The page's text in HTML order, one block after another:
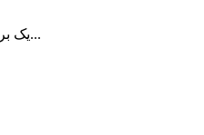
System Toolkit چیست؟ برنامه System Toolkit یک برنامه همه کاره است که...